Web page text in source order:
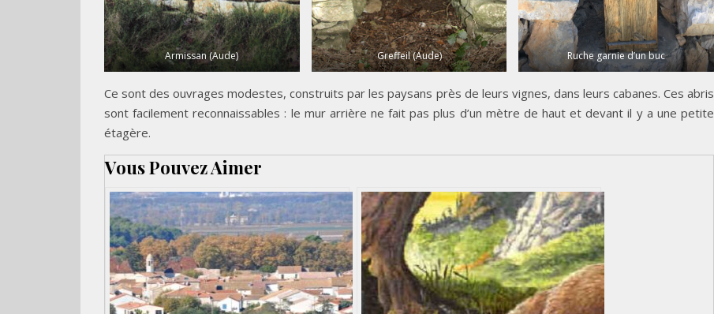
Armissan (Aude) Greffeil (Aude) Ruche garnie d’un buc
Ce sont des ouvrages modestes, construits par les paysans près de leurs vignes, dans leurs cabanes. Ces abris
sont facilement reconnaissables : le mur arrière ne fait pas plus d’un mètre de haut et devant il y a une petite
étagère.
Vous Pouvez Aimer